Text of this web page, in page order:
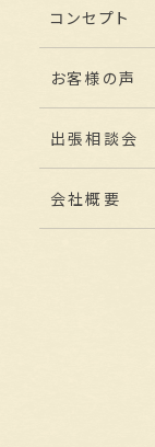
コンセプト
お客様の声
出張相談会
会社概要